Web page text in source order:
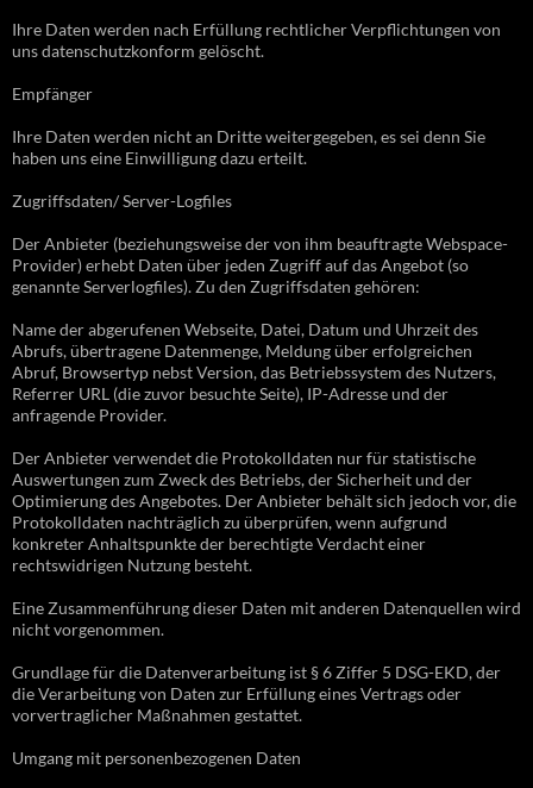
Ihre Daten werden nach Erfüllung rechtlicher Verpflichtungen von
uns datenschutzkonform gelöscht.
Empfänger
Ihre Daten werden nicht an Dritte weitergegeben, es sei denn Sie
haben uns eine Einwilligung dazu erteilt.
Zugriffsdaten/ Server-Logfiles
Der Anbieter (beziehungsweise der von ihm beauftragte Webspace-
Provider) erhebt Daten über jeden Zugriff auf das Angebot (so
genannte Serverlogfiles). Zu den Zugriffsdaten gehören:
Name der abgerufenen Webseite, Datei, Datum und Uhrzeit des
Abrufs, übertragene Datenmenge, Meldung über erfolgreichen
Abruf, Browsertyp nebst Version, das Betriebssystem des Nutzers,
Referrer URL (die zuvor besuchte Seite), IP-Adresse und der
anfragende Provider.
Der Anbieter verwendet die Protokolldaten nur für statistische
Auswertungen zum Zweck des Betriebs, der Sicherheit und der
Optimierung des Angebotes. Der Anbieter behält sich jedoch vor, die
Protokolldaten nachträglich zu überprüfen, wenn aufgrund
konkreter Anhaltspunkte der berechtigte Verdacht einer
rechtswidrigen Nutzung besteht.
Eine Zusammenführung dieser Daten mit anderen Datenquellen wird
nicht vorgenommen.
Grundlage für die Datenverarbeitung ist § 6 Ziffer 5 DSG-EKD, der
die Verarbeitung von Daten zur Erfüllung eines Vertrags oder
vorvertraglicher Maßnahmen gestattet.
Umgang mit personenbezogenen Daten